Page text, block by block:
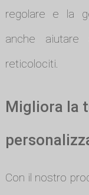
regolare e la
anche
reticolociti.
Migliora la
Con il nostro